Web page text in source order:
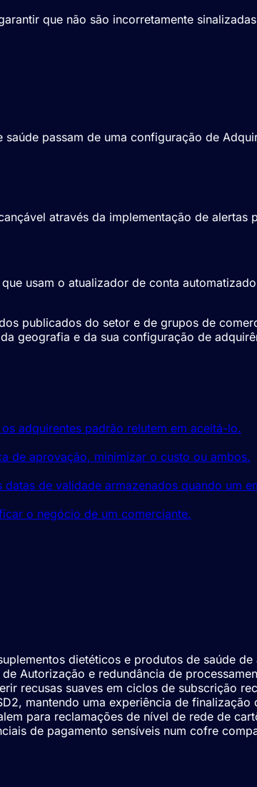
que não são incorretamente
passam de uma configuração de
através da implementação de
usam o atualizador de conta
publicados do setor e de grupos de
geografia e da sua configuração de
adquirentes padrão relutem em aceitá-lo.
de aprovação, minimizar o custo ou ambos.
de validade armazenados quando um
o negócio de um comerciante.
dietéticos e produtos de saúde de
Autorização e redundância de
recusas suaves em ciclos de subscrição
mantendo uma experiência de finalização
para reclamações de nível de rede de
de pagamento sensíveis num cofre